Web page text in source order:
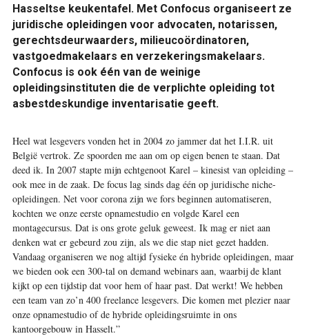
Hasseltse keukentafel. Met Confocus organiseert ze
juridische opleidingen voor advocaten, notarissen,
gerechtsdeurwaarders, milieucoördinatoren,
vastgoedmakelaars en verzekeringsmakelaars.
Confocus is ook één van de weinige
opleidingsinstituten die de verplichte opleiding tot
asbestdeskundige inventarisatie geeft.
Heel wat lesgevers vonden het in 2004 zo jammer dat het I.I.R. uit
België vertrok. Ze spoorden me aan om op eigen benen te staan. Dat
deed ik. In 2007 stapte mijn echtgenoot Karel – kinesist van opleiding –
ook mee in de zaak. De focus lag sinds dag één op juridische niche-
opleidingen. Net voor corona zijn we fors beginnen automatiseren,
kochten we onze eerste opnamestudio en volgde Karel een
montagecursus. Dat is ons grote geluk geweest. Ik mag er niet aan
denken wat er gebeurd zou zijn, als we die stap niet gezet hadden.
Vandaag organiseren we nog altijd fysieke én hybride opleidingen, maar
we bieden ook een 300-tal on demand webinars aan, waarbij de klant
kijkt op een tijdstip dat voor hem of haar past. Dat werkt! We hebben
een team van zo’n 400 freelance lesgevers. Die komen met plezier naar
onze opnamestudio of de hybride opleidingsruimte in ons
kantoorgebouw in Hasselt.”